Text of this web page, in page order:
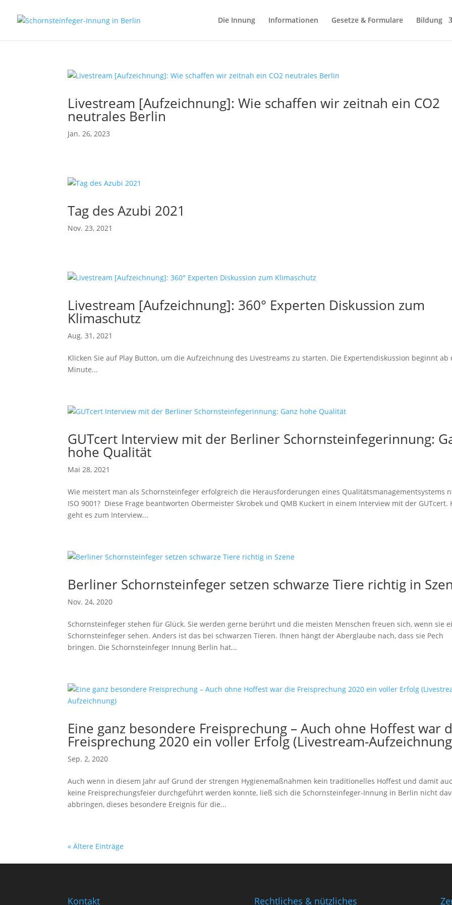
Die Innung Informationen Gesetze & Formulare Bildung
Livestream [Aufzeichnung]: Wie schaffen wir zeitnah ein CO2
neutrales Berlin
Jan. 26, 2023
Tag des Azubi 2021
Nov. 23, 2021
Livestream [Aufzeichnung]: 360° Experten Diskussion zum
Klimaschutz
Aug. 31, 2021
Klicken Sie auf Play Button, um die Aufzeichnung des Livestreams zu starten. Die Expertendiskussion beginnt ab
Minute...
GUTcert Interview mit der Berliner Schornsteinfegerinnung:
hohe Qualität
Mai 28, 2021
Wie meistert man als Schornsteinfeger erfolgreich die Herausforderungen eines Qualitätsmanagementsystems
ISO 9001? Diese Frage beantworten Obermeister Skrobek und QMB Kuckert in einem Interview mit der GUTcert.
geht es zum Interview...
Berliner Schornsteinfeger setzen schwarze Tiere richtig in
Nov. 24, 2020
Schornsteinfeger stehen für Glück. Sie werden gerne berührt und die meisten Menschen freuen sich, wenn sie
Schornsteinfeger sehen. Anders ist das bei schwarzen Tieren. Ihnen hängt der Aberglaube nach, dass sie Pech
bringen. Die Schornsteinfeger Innung Berlin hat...
Eine ganz besondere Freisprechung – Auch ohne Hoffest war
Freisprechung 2020 ein voller Erfolg (Livestream-
Sep. 2, 2020
Auch wenn in diesem Jahr auf Grund der strengen Hygienemaßnahmen kein traditionelles Hoffest und damit
keine Freisprechungsfeier durchgeführt werden konnte, ließ sich die Schornsteinfeger-Innung in Berlin nicht
abbringen, dieses besondere Ereignis für die...
« Ältere Einträge
Kontakt Rechtliches & nützliches